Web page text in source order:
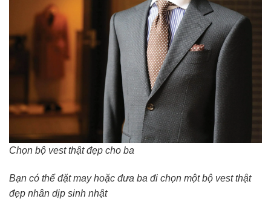
Chọn bộ vest thật đẹp cho ba
Bạn có thể đặt may hoặc đưa ba đi chọn một bộ vest thật
đẹp nhân dịp sinh nhật